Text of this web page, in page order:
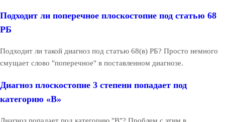
Подходит ли поперечное плоскостопие под статью 68
РБ
Подходит ли такой диагноз под статью 68(в) РБ? Просто немного
смущает слово "поперечное" в поставленном диагнозе.
Диагноз плоскостопие 3 степени попадает под
категорию «В»